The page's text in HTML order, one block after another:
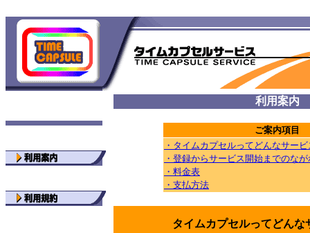
利用案内
ご案内項目
・タイムカプセルってどんなサー
・登録からサービス開始までのなが
・料金表
・支払方法
タイムカプセルってどんな